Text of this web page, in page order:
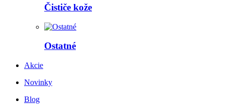
Čističe kože
Ostatné
Akcie
Novinky
Blog